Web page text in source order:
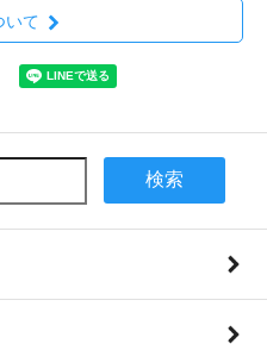
いて
検索